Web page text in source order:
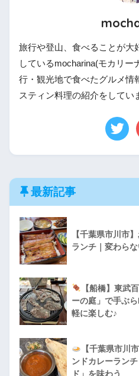
旅行や登山、食べることが大
しているmocharina(モカリー
行・観光地で食べたグルメ情
スティン料理の紹介をしてい
最新記事
【千葉県市川市
ランチ｜変わら
【船橋】東武
ーの庭」で手ぶ
軽に楽しむ♪
【千葉県市川
ンドカレーラン
ド」を味わう